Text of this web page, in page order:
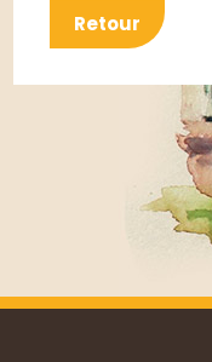
Retour